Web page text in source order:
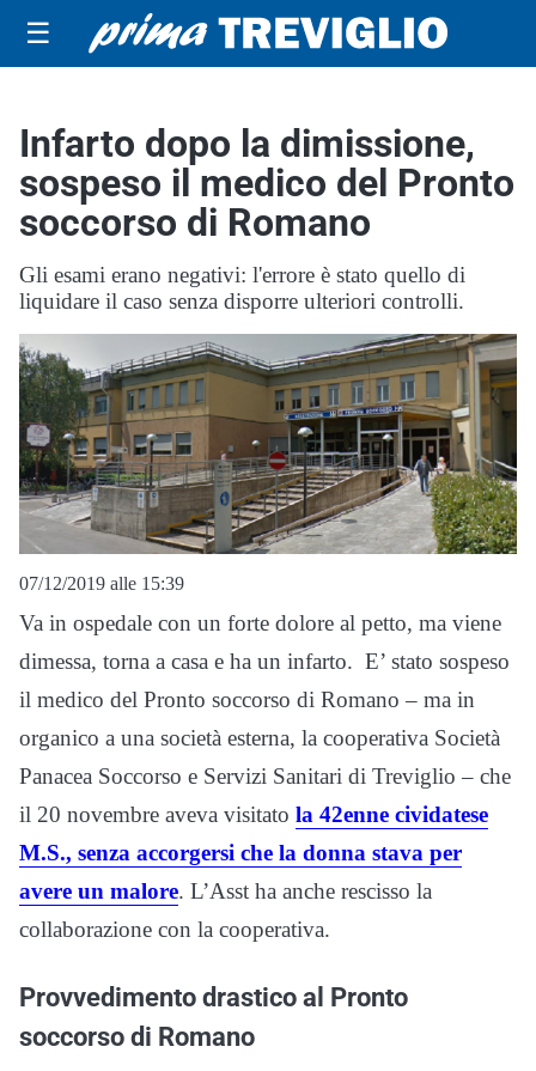
☰
Infarto dopo la dimissione,
sospeso il medico del Pronto
soccorso di Romano
Gli esami erano negativi: l'errore è stato quello di
liquidare il caso senza disporre ulteriori controlli.
07/12/2019 alle 15:39
Va in ospedale con un forte dolore al petto, ma viene
dimessa, torna a casa e ha un infarto. E’ stato sospeso
il medico del Pronto soccorso di Romano – ma in
organico a una società esterna, la cooperativa Società
Panacea Soccorso e Servizi Sanitari di Treviglio – che
il 20 novembre aveva visitato la 42enne cividatese
M.S., senza accorgersi che la donna stava per
avere un malore. L’Asst ha anche rescisso la
collaborazione con la cooperativa.
Provvedimento drastico al Pronto
soccorso di Romano